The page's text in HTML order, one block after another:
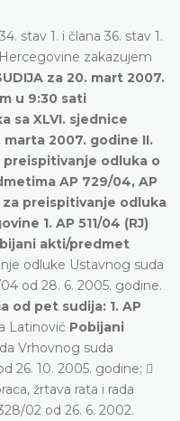
stav 1. i člana 36. stav 1.
zakazujem
za 20. mart 2007.
u 9:30 sati
sa XLVI. sjednice
2007. godine II.
preispitivanje odluka o
AP 729/04, AP
za preispitivanje odluka
1. AP 511/04 (RJ)
akti/predmet
odluke Ustavnog suda
od 28. 6. 2005. godine.
od pet sudija: 1. AP
Latinović Pobijani
Vrhovnog suda
26. 10. 2005. godine; 
žrtava rata i rada
02 od 26. 6. 2002.